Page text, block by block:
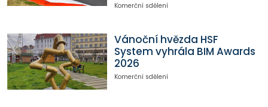
Komerční sdělení
Vánoční hvězda HSF
System vyhrála BIM Awards
2026
Komerční sdělení